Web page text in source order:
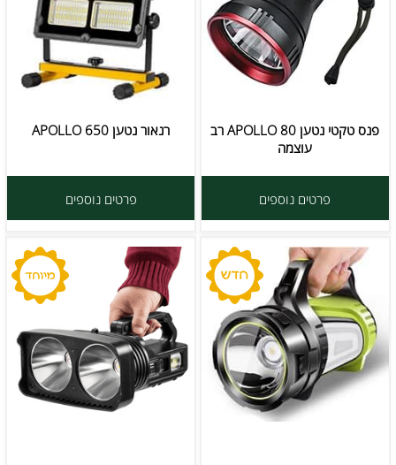
פנס טקטי נטען APOLLO 80 רב
עוצמה
פרטים נוספים
רנאור נטען APOLLO 650
פרטים נוספים